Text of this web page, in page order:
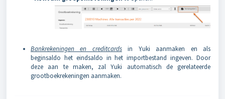
Bankrekeningen en creditcardsin Yuki aanmaken en als
beginsaldo het eindsaldo in het importbestand ingeven. Door
deze aan te maken, zal Yuki automatisch de gerelateerde
grootboekrekeningen aanmaken.